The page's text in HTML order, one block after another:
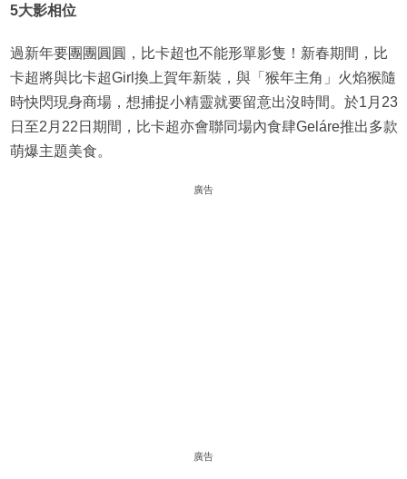
5大影相位
過新年要團團圓圓，比卡超也不能形單影隻！新春期間，比
卡超將與比卡超Girl換上賀年新裝，與「猴年主角」火焰猴隨
時快閃現身商場，想捕捉小精靈就要留意出沒時間。於1月23
日至2月22日期間，比卡超亦會聯同場內食肆Geláre推出多款
萌爆主題美食。
廣告
廣告